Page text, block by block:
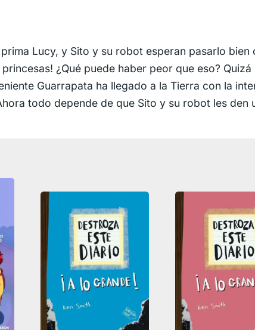
Lucy, y Sito y su robot esperan pasarlo
¿Qué puede haber peor que eso?
Guarrapata ha llegado a la Tierra con la
todo depende de que Sito y su robot les den